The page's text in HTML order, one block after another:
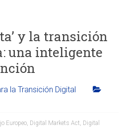
y la transición
una inteligente
la Transición Digital
Europeo, Digital Markets Act, Digital